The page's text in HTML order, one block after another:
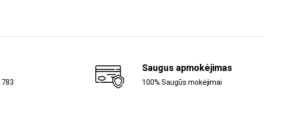
Saugus apmokėjimas
100% Saugūs mokėjimai